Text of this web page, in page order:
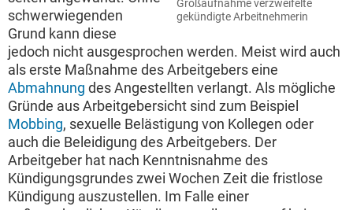
Großaufnahme verzweifelte
gekündigte Arbeitnehmerin
schwerwiegenden
Grund kann diese
jedoch nicht ausgesprochen werden. Meist wird auch
als erste Maßnahme des Arbeitgebers eine
Abmahnung des Angestellten verlangt. Als mögliche
Gründe aus Arbeitgebersicht sind zum Beispiel
Mobbing, sexuelle Belästigung von Kollegen oder
auch die Beleidigung des Arbeitgebers. Der
Arbeitgeber hat nach Kenntnisnahme des
Kündigungsgrundes zwei Wochen Zeit die fristlose
Kündigung auszustellen. Im Falle einer